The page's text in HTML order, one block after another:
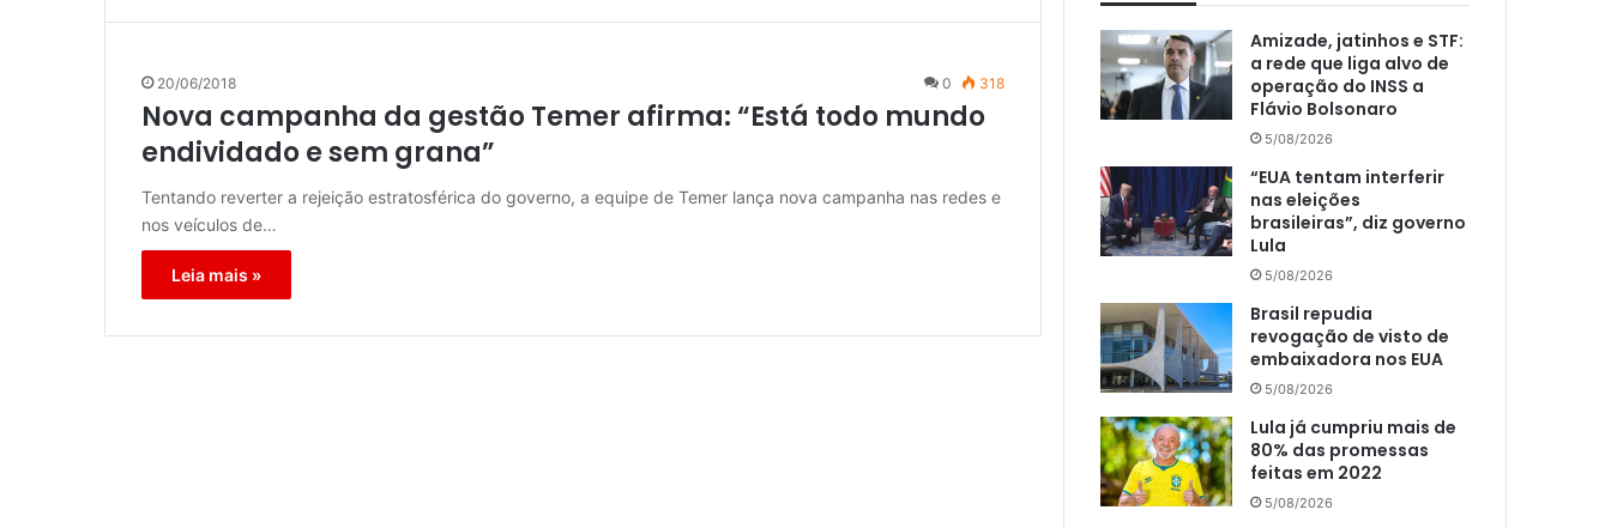
20/06/2018 0 318
Nova campanha da gestão Temer afirma: “Está todo mundo
endividado e sem grana”
Tentando reverter a rejeição estratosférica do governo, a equipe de Temer lança nova campanha nas redes e
nos veículos de…
Leia mais »
Amizade, jatinhos e STF:
a rede que liga alvo de
operação do INSS a
Flávio Bolsonaro
5/08/2026
“EUA tentam interferir
nas eleições
brasileiras”, diz governo
Lula
5/08/2026
Brasil repudia
revogação de visto de
embaixadora nos EUA
5/08/2026
Lula já cumpriu mais de
80% das promessas
feitas em 2022
5/08/2026